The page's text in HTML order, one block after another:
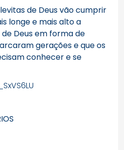
de Deus vão cumprir
longe e mais alto a
Deus em forma de
gerações e que os
conhecer e se